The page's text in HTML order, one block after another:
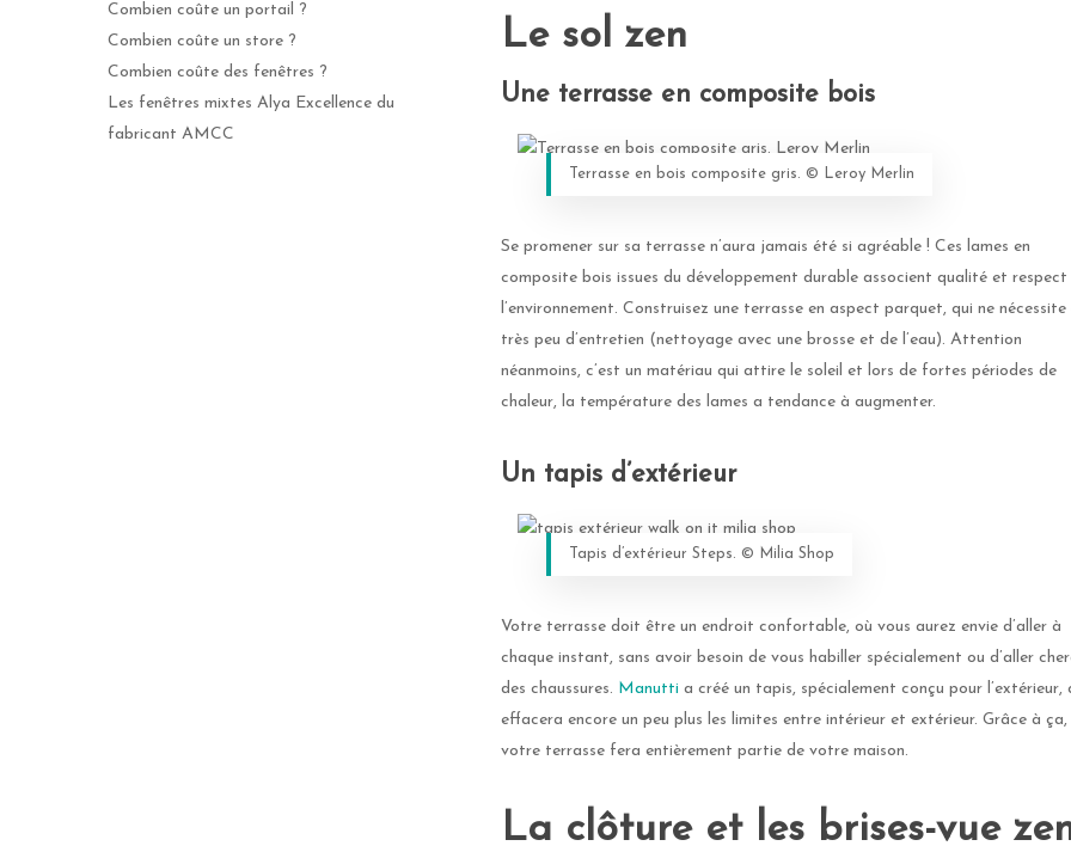
Combien coûte un portail ?
Combien coûte un store ?
Combien coûte des fenêtres ?
Les fenêtres mixtes Alya Excellence du
fabricant AMCC
Le sol zen
Une terrasse en composite bois
Terrasse en bois composite gris. ©️ Leroy Merlin
Se promener sur sa terrasse n’aura jamais été si agréable ! Ces lames en
composite bois issues du développement durable associent qualité et respect
l’environnement. Construisez une terrasse en aspect parquet, qui ne nécessite
très peu d’entretien (nettoyage avec une brosse et de l’eau). Attention
néanmoins, c’est un matériau qui attire le soleil et lors de fortes périodes de
chaleur, la température des lames a tendance à augmenter.
Un tapis d’extérieur
Tapis d’extérieur Steps. ©️ Milia Shop
Votre terrasse doit être un endroit confortable, où vous aurez envie d’aller à
chaque instant, sans avoir besoin de vous habiller spécialement ou d’aller
des chaussures. Manutti a créé un tapis, spécialement conçu pour l’extérieur,
effacera encore un peu plus les limites entre intérieur et extérieur. Grâce à ça,
votre terrasse fera entièrement partie de votre maison.
La clôture et les brises-vue